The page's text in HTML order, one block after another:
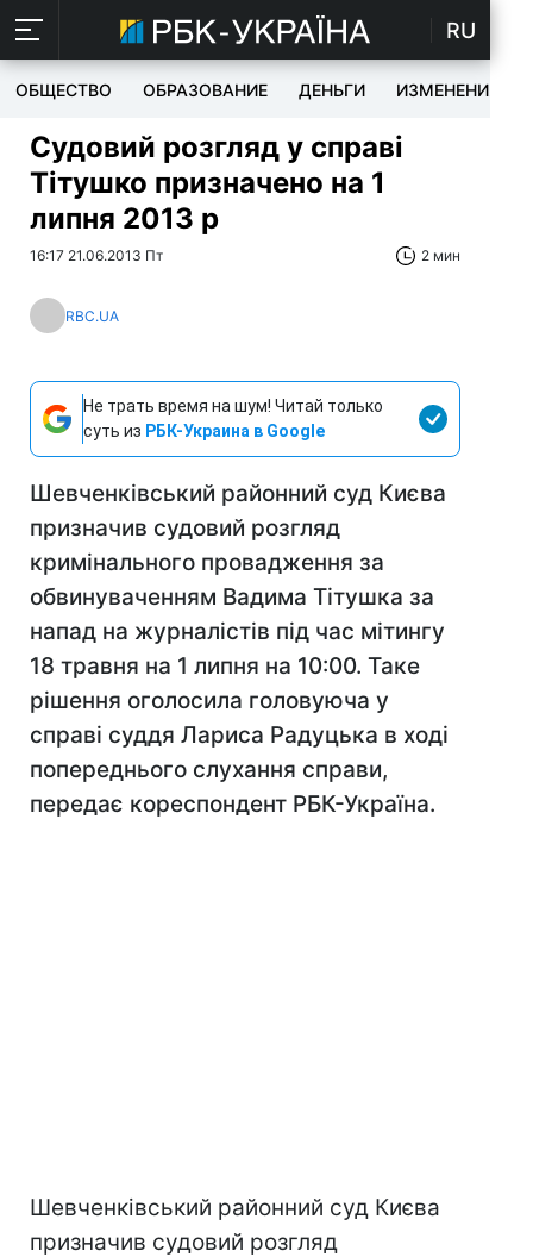
RU
ОБЩЕСТВО ОБРАЗОВАНИЕ ДЕНЬГИ ИЗМЕНЕНИЯ
Судовий розгляд у справі
Тітушко призначено на 1
липня 2013 р
16:17 21.06.2013 Пт 2 мин
RBC.UA
Не трать время на шум! Читай только
суть из РБК-Украина в Google
Шевченківський районний суд Києва
призначив судовий розгляд
кримінального провадження за
обвинуваченням Вадима Тітушка за
напад на журналістів під час мітингу
18 травня на 1 липня на 10:00. Таке
рішення оголосила головуюча у
справі суддя Лариса Радуцька в ході
попереднього слухання справи,
передає кореспондент РБК-Україна.
Шевченківський районний суд Києва
призначив судовий розгляд